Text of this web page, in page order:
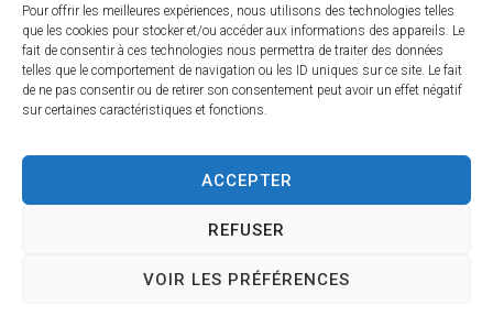
Pour offrir les meilleures expériences, nous utilisons des technologies telles
que les cookies pour stocker et/ou accéder aux informations des appareils. Le
fait de consentir à ces technologies nous permettra de traiter des données
telles que le comportement de navigation ou les ID uniques sur ce site. Le fait
de ne pas consentir ou de retirer son consentement peut avoir un effet négatif
sur certaines caractéristiques et fonctions.
ACCEPTER
REFUSER
VOIR LES PRÉFÉRENCES
02 32 46 63 00
Contact
Horaires d’ouverture
Du lundi au vendredi :
et de 13h30 à 17h